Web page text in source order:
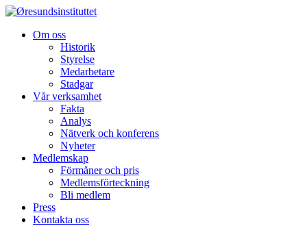
Om oss
Historik
Styrelse
Medarbetare
Stadgar
Vår verksamhet
Fakta
Analys
Nätverk och konferens
Nyheter
Medlemskap
Förmåner och pris
Medlemsförteckning
Bli medlem
Press
Kontakta oss